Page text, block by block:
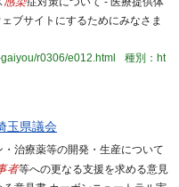
ブサイトにするためにみなさま
r0306/e012.html
種別：ht
玉県議会
治療薬等の開発・生産について
者等への更なる支援を求める意見